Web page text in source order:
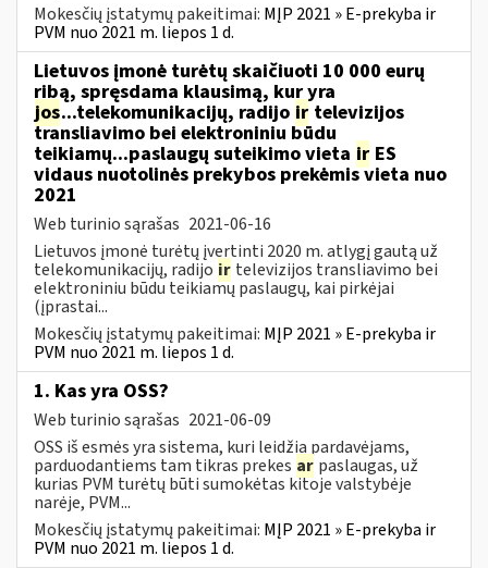
Mokesčių įstatymų pakeitimai: MĮP 2021 » E-prekyba ir
PVM nuo 2021 m. liepos 1 d.
Lietuvos įmonė turėtų skaičiuoti 10 000 eurų
ribą, spręsdama klausimą, kur yra
jos...telekomunikacijų, radijo ir televizijos
transliavimo bei elektroniniu būdu
teikiamų...paslaugų suteikimo vieta ir ES
vidaus nuotolinės prekybos prekėmis vieta nuo
2021
Web turinio sąrašas 2021-06-16
Lietuvos įmonė turėtų įvertinti 2020 m. atlygį gautą už
telekomunikacijų, radijo ir televizijos transliavimo bei
elektroniniu būdu teikiamų paslaugų, kai pirkėjai
(įprastai...
Mokesčių įstatymų pakeitimai: MĮP 2021 » E-prekyba ir
PVM nuo 2021 m. liepos 1 d.
1. Kas yra OSS?
Web turinio sąrašas 2021-06-09
OSS iš esmės yra sistema, kuri leidžia pardavėjams,
parduodantiems tam tikras prekes ar paslaugas, už
kurias PVM turėtų būti sumokėtas kitoje valstybėje
narėje, PVM...
Mokesčių įstatymų pakeitimai: MĮP 2021 » E-prekyba ir
PVM nuo 2021 m. liepos 1 d.